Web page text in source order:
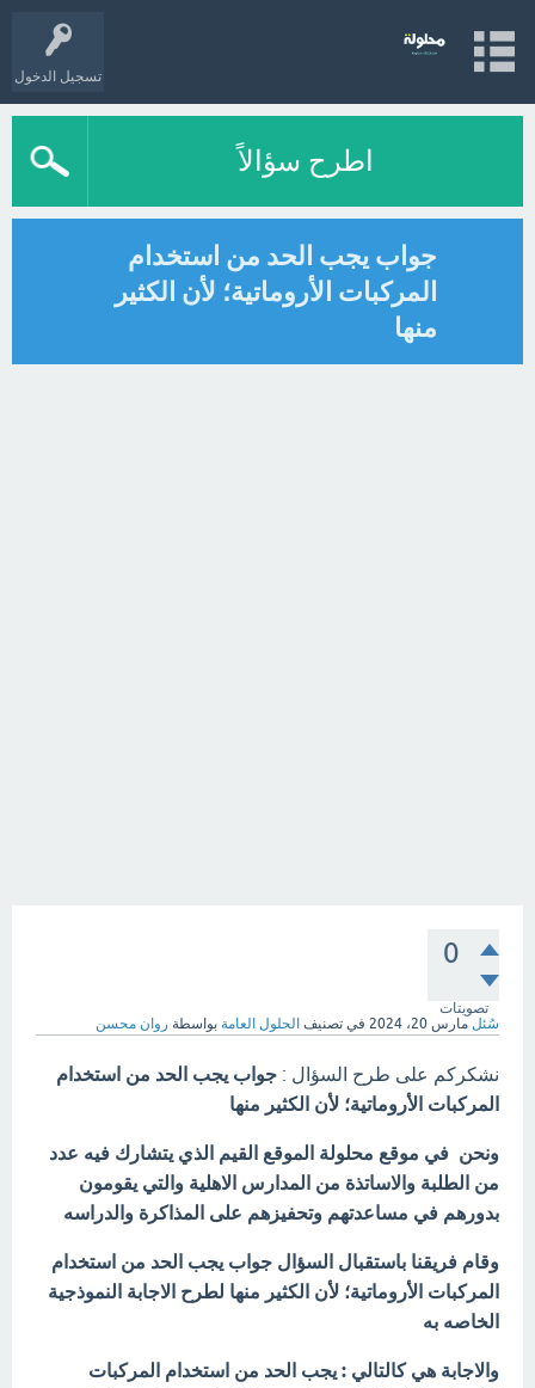
تسجيل الدخول
اطرح سؤالاً
جواب يجب الحد من استخدام
المركبات الأروماتية؛ لأن الكثير
منها
0
تصويتات
سُئل مارس 20، 2024 في تصنيف الحلول العامة بواسطة روان محسن
نشكركم على طرح السؤال : جواب يجب الحد من استخدام
المركبات الأروماتية؛ لأن الكثير منها
ونحن في موقع محلولة الموقع القيم الذي يتشارك فيه عدد
من الطلبة والاساتذة من المدارس الاهلية والتي يقومون
بدورهم في مساعدتهم وتحفيزهم على المذاكرة والدراسه
وقام فريقنا باستقبال السؤال جواب يجب الحد من استخدام
المركبات الأروماتية؛ لأن الكثير منها لطرح الاجابة النموذجية
الخاصه به
والاجابة هي كالتالي : يجب الحد من استخدام المركبات